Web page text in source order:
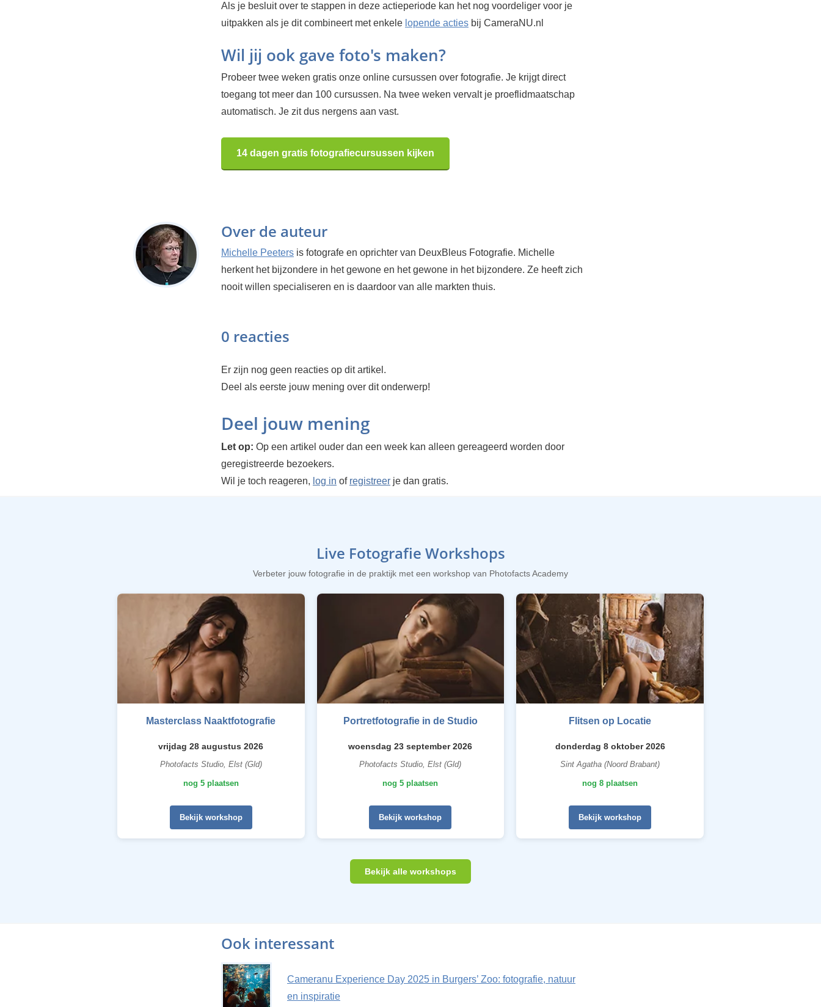
Als je besluit over te stappen in deze actieperiode kan het nog voordeliger voor je
uitpakken als je dit combineert met enkele lopende acties bij CameraNU.nl
Wil jij ook gave foto's maken?
Probeer twee weken gratis onze online cursussen over fotografie. Je krijgt direct
toegang tot meer dan 100 cursussen. Na twee weken vervalt je proeflidmaatschap
automatisch. Je zit dus nergens aan vast.
14 dagen gratis fotografiecursussen kijken
Over de auteur
Michelle Peeters is fotografe en oprichter van DeuxBleus Fotografie. Michelle
herkent het bijzondere in het gewone en het gewone in het bijzondere. Ze heeft zich
nooit willen specialiseren en is daardoor van alle markten thuis.
0 reacties
Er zijn nog geen reacties op dit artikel.
Deel als eerste jouw mening over dit onderwerp!
Deel jouw mening
Let op: Op een artikel ouder dan een week kan alleen gereageerd worden door
geregistreerde bezoekers.
Wil je toch reageren, log in of registreer je dan gratis.
Live Fotografie Workshops
Verbeter jouw fotografie in de praktijk met een workshop van Photofacts Academy
Masterclass Naaktfotografie
vrijdag 28 augustus 2026
Photofacts Studio, Elst (Gld)
nog 5 plaatsen
Bekijk workshop
Portretfotografie in de Studio
woensdag 23 september 2026
Photofacts Studio, Elst (Gld)
nog 5 plaatsen
Bekijk workshop
Flitsen op Locatie
donderdag 8 oktober 2026
Sint Agatha (Noord Brabant)
nog 8 plaatsen
Bekijk workshop
Bekijk alle workshops
Ook interessant
Cameranu Experience Day 2025 in Burgers’ Zoo: fotografie, natuur
en inspiratie